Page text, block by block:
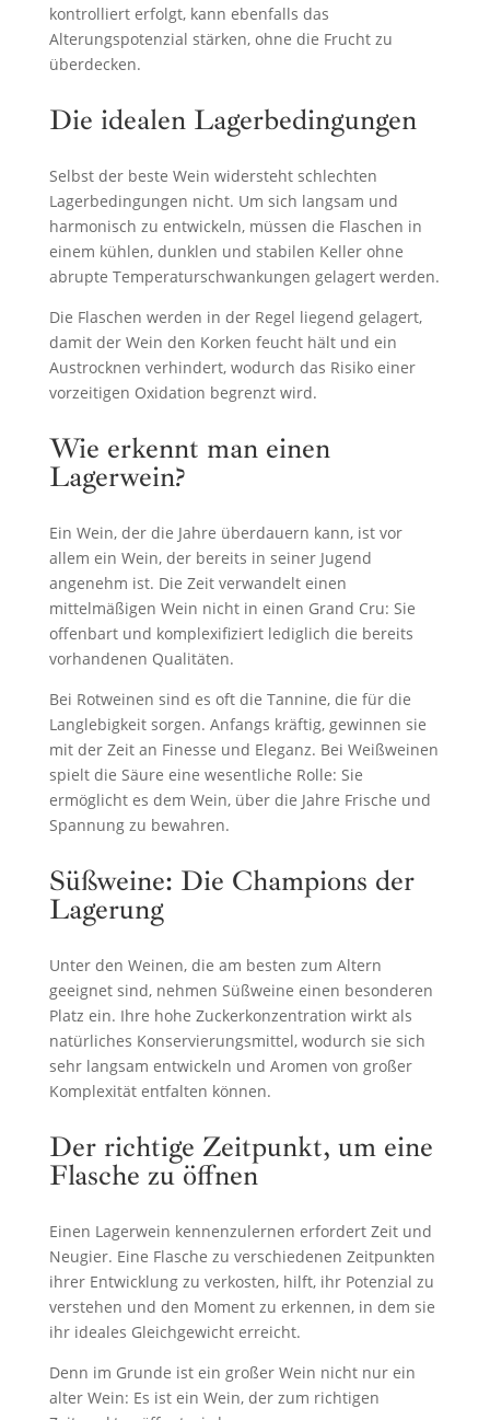
kontrolliert erfolgt, kann ebenfalls das
Alterungspotenzial stärken, ohne die Frucht zu
überdecken.
Die idealen Lagerbedingungen
Selbst der beste Wein widersteht schlechten
Lagerbedingungen nicht. Um sich langsam und
harmonisch zu entwickeln, müssen die Flaschen in
einem kühlen, dunklen und stabilen Keller ohne
abrupte Temperaturschwankungen gelagert werden.
Die Flaschen werden in der Regel liegend gelagert,
damit der Wein den Korken feucht hält und ein
Austrocknen verhindert, wodurch das Risiko einer
vorzeitigen Oxidation begrenzt wird.
Wie erkennt man einen
Lagerwein?
Ein Wein, der die Jahre überdauern kann, ist vor
allem ein Wein, der bereits in seiner Jugend
angenehm ist. Die Zeit verwandelt einen
mittelmäßigen Wein nicht in einen Grand Cru: Sie
offenbart und komplexifiziert lediglich die bereits
vorhandenen Qualitäten.
Bei Rotweinen sind es oft die Tannine, die für die
Langlebigkeit sorgen. Anfangs kräftig, gewinnen sie
mit der Zeit an Finesse und Eleganz. Bei Weißweinen
spielt die Säure eine wesentliche Rolle: Sie
ermöglicht es dem Wein, über die Jahre Frische und
Spannung zu bewahren.
Süßweine: Die Champions der
Lagerung
Unter den Weinen, die am besten zum Altern
geeignet sind, nehmen Süßweine einen besonderen
Platz ein. Ihre hohe Zuckerkonzentration wirkt als
natürliches Konservierungsmittel, wodurch sie sich
sehr langsam entwickeln und Aromen von großer
Komplexität entfalten können.
Der richtige Zeitpunkt, um eine
Flasche zu öffnen
Einen Lagerwein kennenzulernen erfordert Zeit und
Neugier. Eine Flasche zu verschiedenen Zeitpunkten
ihrer Entwicklung zu verkosten, hilft, ihr Potenzial zu
verstehen und den Moment zu erkennen, in dem sie
ihr ideales Gleichgewicht erreicht.
Denn im Grunde ist ein großer Wein nicht nur ein
alter Wein: Es ist ein Wein, der zum richtigen